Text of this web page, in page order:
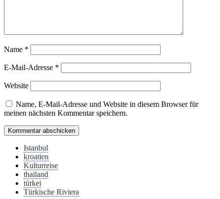
Name *
E-Mail-Adresse *
Website
Name, E-Mail-Adresse und Website in diesem Browser für
meinen nächsten Kommentar speichern.
Istanbul
kroatien
Kulturreise
thailand
türkei
Türkische Riviera